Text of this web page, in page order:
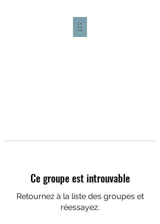
Ce groupe est introuvable
Retournez à la liste des groupes et
réessayez.